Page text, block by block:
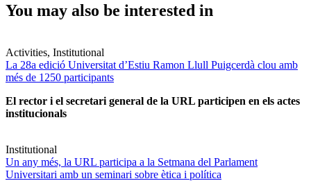
You may also be interested in
Activities, Institutional
La 28a edició Universitat d’Estiu Ramon Llull Puigcerdà clou amb
més de 1250 participants
El rector i el secretari general de la URL participen en els actes
institucionals
Institutional
Un any més, la URL participa a la Setmana del Parlament
Universitari amb un seminari sobre ètica i política